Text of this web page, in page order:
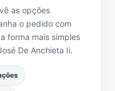
as opções
o pedido com
forma mais simples
De Anchieta Ii.